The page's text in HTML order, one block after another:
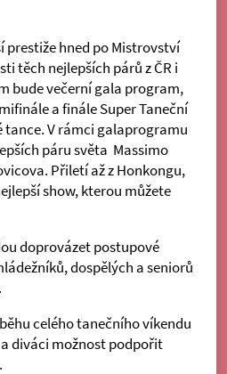
prestiže hned po Mistrovství
těch nejlepších párů z ČR i
bude večerní gala program,
a finále Super Taneční
V rámci galaprogramu
páru světa Massimo
Přiletí až z Honkongu,
show, kterou můžete
doprovázet postupové
dospělých a seniorů
celého tanečního víkendu
diváci možnost podpořit